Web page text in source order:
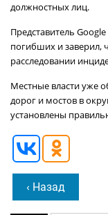
должностных лиц.
Представитель
погибших и заверил,
расследовании
Местные власти уже
дорог и мостов в
установлены
‹ Назад